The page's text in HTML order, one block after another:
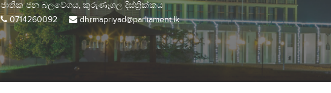
ජාතික ජන බලවේගය, කුරුණෑගල දිස්ත්‍රික්කය
0714260092
dhrmapriyad@parliament.lk